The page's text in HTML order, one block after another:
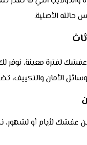
الأصلية.
لفترة معينة، نوفر
الأمان
عفشك لأيام أو لشهور،